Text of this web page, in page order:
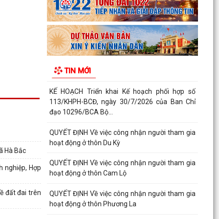
Hà Bắc
nghiệp, Hợp
đất đai trên
TIN MỚI
Hà Bắc: Hiệu quả từ mô hình hỗ trợ gà giống cho
người dân trên địa bàn xã
QUYẾT ĐỊNH Về việc bổ sung kinh phí để thực
dâm, Chương...
KẾ HOẠCH Triển khai Kế hoạch phối hợp số
113/KHPH-BCĐ, ngày 30/7/2026 của Ban Chỉ
đạo 10296/BCA Bộ...
QUYẾT ĐỊNH Về việc công nhận người tham gia
hoạt động ở thôn Du Kỳ
QUYẾT ĐỊNH Về việc công nhận người tham gia
hoạt động ở thôn Cam Lộ
QUYẾT ĐỊNH Về việc công nhận người tham gia
hoạt động ở thôn Phương La